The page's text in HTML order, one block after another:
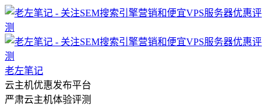
老左笔记
云主机优惠发布平台
严肃云主机体验评测